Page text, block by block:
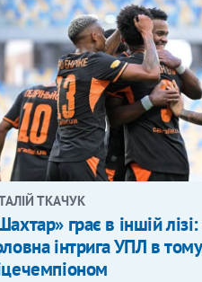
ТКАЧУК
грає в іншій
інтрига УПЛ в